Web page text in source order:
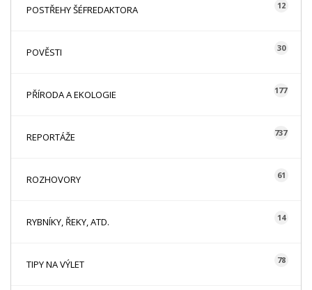
POSTŘEHY ŠÉFREDAKTORA 12
POVĚSTI 30
PŘÍRODA A EKOLOGIE 177
REPORTÁŽE 737
ROZHOVORY 61
RYBNÍKY, ŘEKY, ATD. 14
TIPY NA VÝLET 78